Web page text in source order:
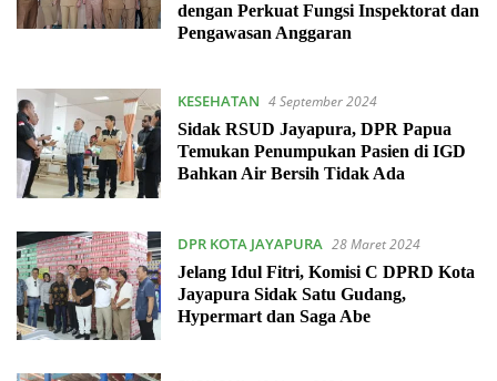
dengan Perkuat Fungsi Inspektorat dan
Pengawasan Anggaran
KESEHATAN 4 September 2024
Sidak RSUD Jayapura, DPR Papua
Temukan Penumpukan Pasien di IGD
Bahkan Air Bersih Tidak Ada
DPR KOTA JAYAPURA 28 Maret 2024
Jelang Idul Fitri, Komisi C DPRD Kota
Jayapura Sidak Satu Gudang,
Hypermart dan Saga Abe